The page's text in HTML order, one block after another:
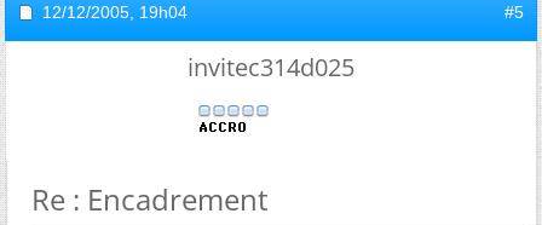
12/12/2005, 19h04 #5
invitec314d025
Re : Encadrement